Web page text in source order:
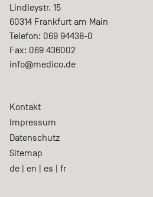
Lindleystr. 15
60314 Frankfurt am Main
Telefon: 069 94438-0
Fax: 069 436002
info@medico.de
Kontakt
Impressum
Datenschutz
Sitemap
de | en | es | fr